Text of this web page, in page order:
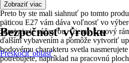
Preto by ste mali siahnuť po tomto
päticou E27 vám dáva voľnosť vo
zdroj nie je súčasťou. Čierny kovový
ďalším vybavením a pomôže vytvoriť
bodovému charakteru svetla
potrebujete, napríklad na pracovnú
Zobraziť viac
Bezpečnosť výrobku
Preskočiť oblasť